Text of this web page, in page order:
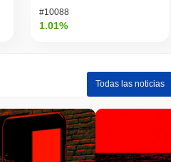
#10088
1.01%
Todas las noticias